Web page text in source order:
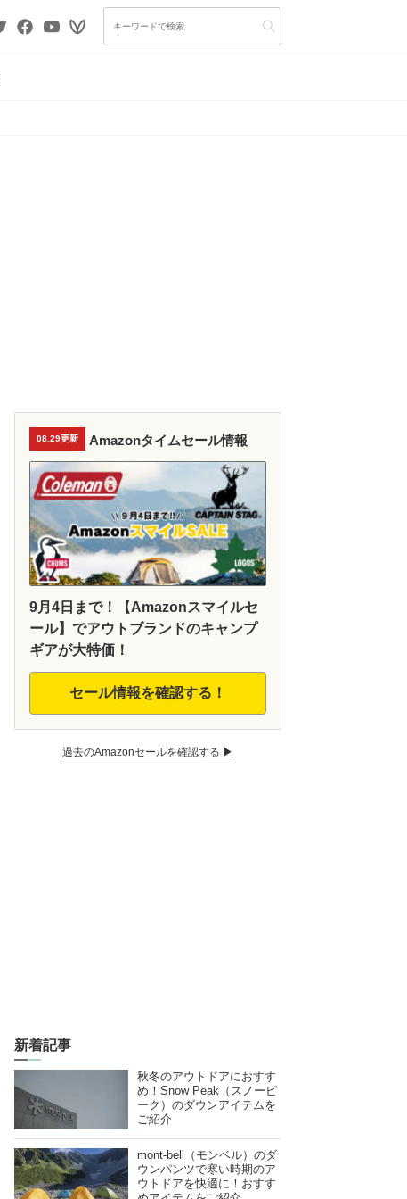
08.29更新 Amazonタイムセール情報
9月4日まで！【Amazonスマイルセ
ール】でアウトブランドのキャンプ
ギアが大特価！
セール情報を確認する！
過去のAmazonセールを確認する ▶︎
新着記事
秋冬のアウトドアにおすす
め！Snow Peak（スノーピ
ーク）のダウンアイテムを
ご紹介
mont-bell（モンベル）のダ
ウンパンツで寒い時期のア
ウトドアを快適に！おすす